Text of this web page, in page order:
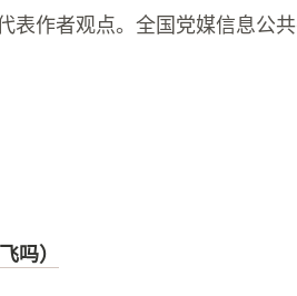
表作者观点。全国党媒信息公
吗）